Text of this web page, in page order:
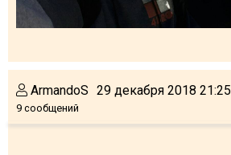
ArmandoS
9 сообщений
29 декабря 2018 21:25